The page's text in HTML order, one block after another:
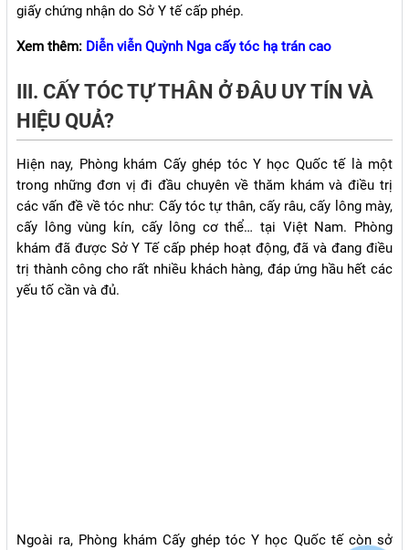
giấy chứng nhận do Sở Y tế cấp phép.
Xem thêm: Diễn viễn Quỳnh Nga cấy tóc hạ trán cao
III. CẤY TÓC TỰ THÂN Ở ĐÂU UY TÍN VÀ
HIỆU QUẢ?
Hiện nay, Phòng khám Cấy ghép tóc Y học Quốc tế là một
trong những đơn vị đi đầu chuyên về thăm khám và điều trị
các vấn đề về tóc như: Cấy tóc tự thân, cấy râu, cấy lông mày,
cấy lông vùng kín, cấy lông cơ thể… tại Việt Nam. Phòng
khám đã được Sở Y Tế cấp phép hoạt động, đã và đang điều
trị thành công cho rất nhiều khách hàng, đáp ứng hầu hết các
yếu tố cần và đủ.
Ngoài ra, Phòng khám Cấy ghép tóc Y học Quốc tế còn sở